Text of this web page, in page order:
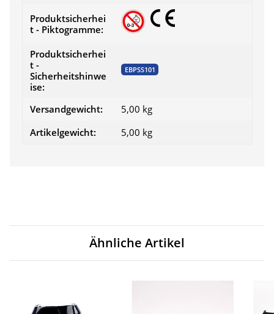
Produktsicherhei
t - Piktogramme:
Produktsicherhei
t -
Sicherheitshinwe
ise:
EBPSS101
Versandgewicht:
5,00 kg
Artikelgewicht:
5,00 kg
Ähnliche Artikel